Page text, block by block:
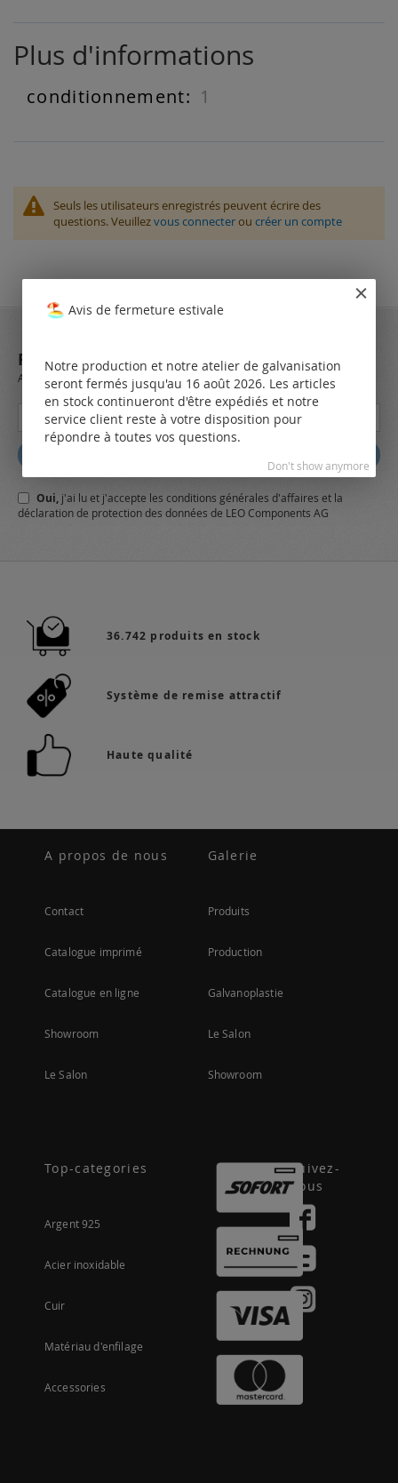
Plus d'informations
Plus
1
Seuls les utilisateurs enregistrés peuvent écrire des
questions. Veuillezvous connecterou créer un compte
REJOIGNEZ NOTRE NEWSLETTER
Always stay up to date and find out what's new from the very first hand.
Inscription
notre
lettre
d’information
:
Oui, j'ai lu et j'accepte les conditions générales d'affaires et la
déclaration de protection des données de LEO Components AG
36.742 produits en stock
Système de remise attractif
Haute qualité
A propos de nous
Contact
Catalogue imprimé
Catalogue en ligne
Showroom
Le Salon
Galerie
Produits
Production
Galvanoplastie
Le Salon
Showroom
Top-categories
Argent 925
Acier inoxidable
Cuir
Matériau d'enfilage
Accessories
Suivez-
nous
Avis de fermeture estivale
Notre production et notre atelier de galvanisation
seront fermés jusqu'au 16 août 2026. Les articles
en stock continueront d'être expédiés et notre
service client reste à votre disposition pour
répondre à toutes vos questions.
Don't show anymore